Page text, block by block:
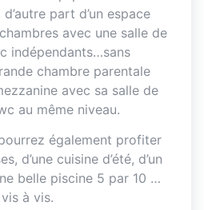
part d’un espace
avec une salle de
indépendants…sans
chambre parentale
avec sa salle de
au même niveau.
également profiter
d’une cuisine d’été, d’un
belle piscine 5 par 10 …
à vis.